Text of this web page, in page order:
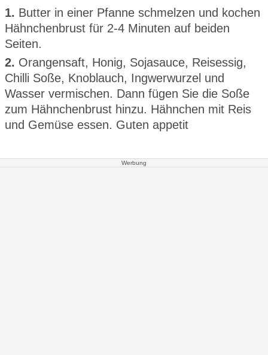
1. Butter in einer Pfanne schmelzen und kochen
Hähnchenbrust für 2-4 Minuten auf beiden
Seiten.
2. Orangensaft, Honig, Sojasauce, Reisessig,
Chilli Soße, Knoblauch, Ingwerwurzel und
Wasser vermischen. Dann fügen Sie die Soße
zum Hähnchenbrust hinzu. Hähnchen mit Reis
und Gemüse essen. Guten appetit
Werbung